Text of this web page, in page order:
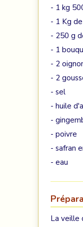
- 1 kg
- 1 Kg
- 250 g
- 1
- 2
- 2
- sel
- huile
-
- poivre
- safran
- eau
La veille